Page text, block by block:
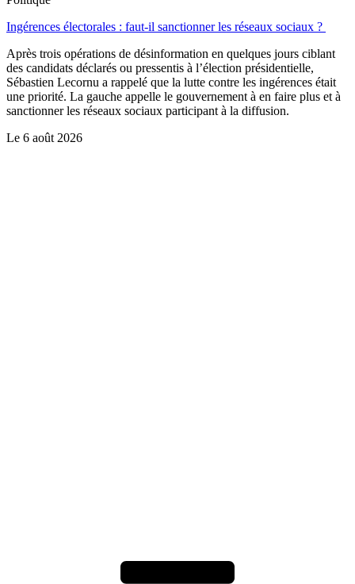
Ingérences électorales : faut-il sanctionner les réseaux sociaux ?
Après trois opérations de désinformation en quelques jours ciblant
des candidats déclarés ou pressentis à l’élection présidentielle,
Sébastien Lecornu a rappelé que la lutte contre les ingérences était
une priorité. La gauche appelle le gouvernement à en faire plus et à
sanctionner les réseaux sociaux participant à la diffusion.
Le 6 août 2026